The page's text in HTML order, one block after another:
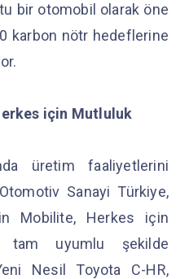
bir otomobil olarak öne
karbon nötr hedeflerine
için Mutluluk
üretim faaliyetlerini
Sanayi Türkiye,
Mobilite, Herkes için
tam uyumlu şekilde
Nesil Toyota C-HR,